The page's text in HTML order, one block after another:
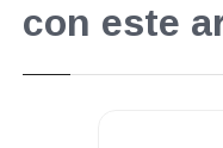
con este